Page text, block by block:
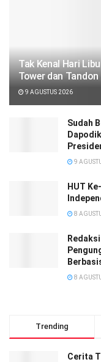
Tak Kenal Hari
Tower dan
9 AGUSTUS 2026
Sudah
9
HUT
8
8
Trending
Cerita